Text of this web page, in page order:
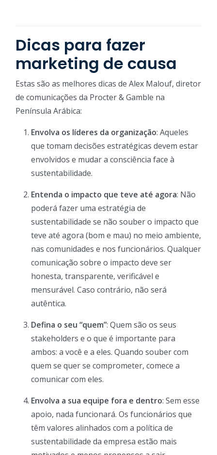
Dicas para fazer
marketing de causa
Estas são as melhores dicas de Alex Malouf, diretor
de comunicações da Procter & Gamble na
Península Arábica:
Envolva os líderes da organização: Aqueles
que tomam decisões estratégicas devem estar
envolvidos e mudar a consciência face à
sustentabilidade.
Entenda o impacto que teve até agora: Não
poderá fazer uma estratégia de
sustentabilidade se não souber o impacto que
teve até agora (bom e mau) no meio ambiente,
nas comunidades e nos funcionários. Qualquer
comunicação sobre o impacto deve ser
honesta, transparente, verificável e
mensurável. Caso contrário, não será
autêntica.
Defina o seu “quem”: Quem são os seus
stakeholders e o que é importante para
ambos: a você e a eles. Quando souber com
quem se quer se comprometer, comece a
comunicar com eles.
Envolva a sua equipe fora e dentro: Sem esse
apoio, nada funcionará. Os funcionários que
têm valores alinhados com a política de
sustentabilidade da empresa estão mais